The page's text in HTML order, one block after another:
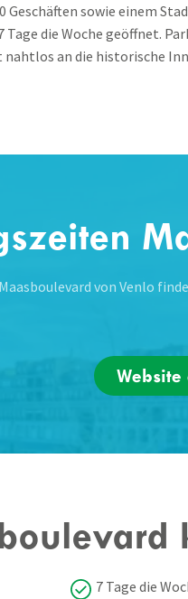
Geschäften sowie einem
Tage die Woche geöffnet.
nahtlos an die historische
von Venlo
Website
7 Tage die